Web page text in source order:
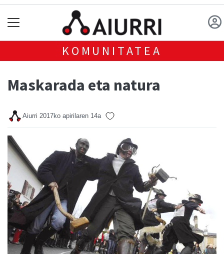
KOMUNITATEA
Maskarada eta natura
Aiurri 2017ko apirilaren 14a